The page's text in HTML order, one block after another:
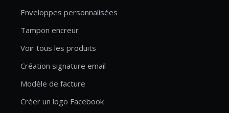
Enveloppes personnalisées
Tampon encreur
Voir tous les produits
Création signature email
Modèle de facture
Créer un logo Facebook